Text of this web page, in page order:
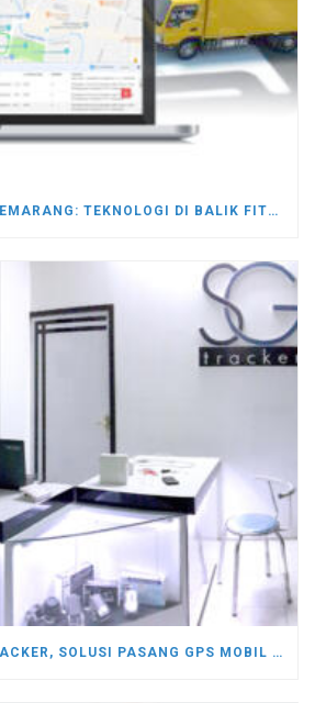
GPS TRACKER SEMARANG: TEKNOLOGI DI BALIK FITUR GPS TRACKER
SOLOGLOBALTRACKER, SOLUSI PASANG GPS MOBIL DI SOLO